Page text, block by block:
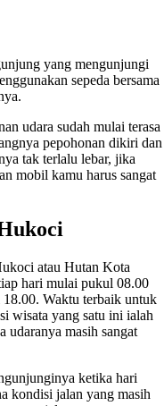
yang mengunjungi
sepeda bersama
udara sudah mulai terasa
pepohonan dikiri dan
tak terlalu lebar, jika
mobil kamu harus sangat
atau Hutan Kota
hari mulai pukul 08.00
Waktu terbaik untuk
wisata yang satu ini ialah
udaranya masih sangat
ketika hari
kondisi jalan yang masih